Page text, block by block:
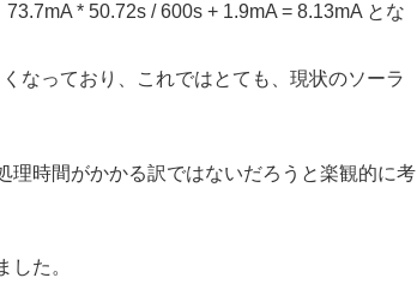
* 50.72s / 600s + 1.9mA = 8.13mA とな
なっており、これではとても、現状のソーラ
理時間がかかる訳ではないだろうと楽観的に考
た。